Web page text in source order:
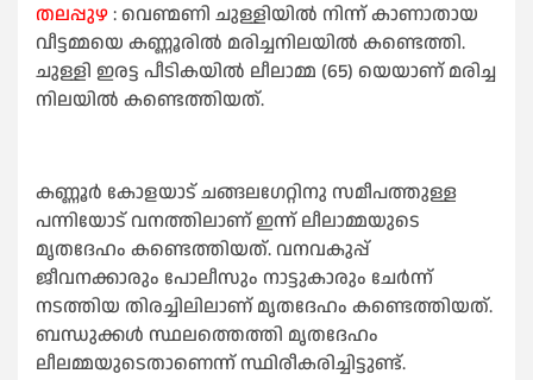
തലപ്പുഴ: വെണ്മണി ചുള്ളിയില്‍ നിന്ന് കാണാതായ
വീട്ടമ്മയെ കണ്ണൂരില്‍ മരിച്ചനിലയില്‍ കണ്ടെത്തി.
ചുള്ളി ഇരട്ട പീടികയില്‍ ലീലാമ്മ (65) യെയാണ് മരിച്ച
നിലയില്‍ കണ്ടെത്തിയത്.
കണ്ണൂര്‍ കോളയാട് ചങ്ങലഗേറ്റിനു സമീപത്തുള്ള
പന്നിയോട് വനത്തിലാണ് ഇന്ന് ലീലാമ്മയുടെ
മൃതദേഹം കണ്ടെത്തിയത്. വനവകുപ്പ്
ജീവനക്കാരും പോലീസും നാട്ടുകാരും ചേര്‍ന്ന്
നടത്തിയ തിരച്ചിലിലാണ് മൃതദേഹം കണ്ടെത്തിയത്.
ബന്ധുക്കള്‍ സ്ഥലത്തെത്തി മൃതദേഹം
ലീലമ്മയുടെതാണെന്ന് സ്ഥിരീകരിച്ചിട്ടുണ്ട്.